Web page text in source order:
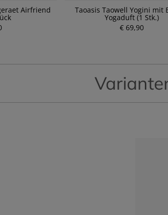
Airfriend Taoasis Taowell Yogini mit
Yogaduft (1 Stk.)
€ 69,90
P
r r